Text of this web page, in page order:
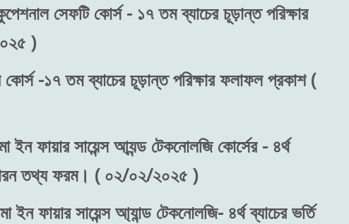
সেফটি কোর্স - ১৭ তম ব্যাচের চূড়ান্ত পরিক্ষার
)
কোর্স -১৭ তম ব্যাচের চূড়ান্ত পরিক্ষার ফলাফল প্রকাশ (
ইন ফায়ার সায়েন্স আ্যন্ড টেকনোলজি কোর্সের - ৪র্থ
তথ্য ফরম। ( ০২/০২/২০২৫ )
ফায়ার সায়েন্স আ্যান্ড টেকনোলজি- ৪র্থ ব্যাচের ভর্তি